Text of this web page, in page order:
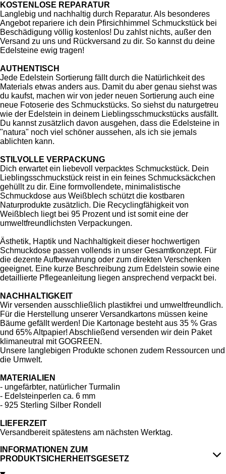
KOSTENLOSE REPARATUR
Langlebig und nachhaltig durch Reparatur. Als besonderes
Angebot repariere ich dein Pfirsichhimmel Schmuckstück bei
Beschädigung völlig kostenlos! Du zahlst nichts, außer den
Versand zu uns und Rückversand zu dir. So kannst du deine
Edelsteine ewig tragen!
AUTHENTISCH
Jede Edelstein Sortierung fällt durch die Natürlichkeit des
Materials etwas anders aus. Damit du aber genau siehst was
du kaufst, machen wir von jeder neuen Sortierung auch eine
neue Fotoserie des Schmuckstücks. So siehst du naturgetreu
wie der Edelstein in deinem Lieblingsschmuckstücks ausfällt.
Du kannst zusätzlich davon ausgehen, dass die Edelsteine in
"natura" noch viel schöner aussehen, als ich sie jemals
ablichten kann.
STILVOLLE VERPACKUNG
Dich erwartet ein liebevoll verpacktes Schmuckstück. Dein
Lieblingsschmuckstück reist in ein feines Schmucksäckchen
gehüllt zu dir. Eine formvollendete, minimalistische
Schmuckdose aus Weißblech schützt die kostbaren
Naturprodukte zusätzlich. Die Recyclingfähigkeit von
Weißblech liegt bei 95 Prozent und ist somit eine der
umweltfreundlichsten Verpackungen.
Ästhetik, Haptik und Nachhaltigkeit dieser hochwertigen
Schmuckdose passen vollends in unser Gesamtkonzept. Für
die dezente Aufbewahrung oder zum direkten Verschenken
geeignet. Eine kurze Beschreibung zum Edelstein sowie eine
detaillierte Pflegeanleitung liegen ansprechend verpackt bei.
NACHHALTIGKEIT
Wir versenden ausschließlich plastikfrei und umweltfreundlich.
Für die Herstellung unserer Versandkartons müssen keine
Bäume gefällt werden! Die Kartonage besteht aus 35 % Gras
und 65% Altpapier! Abschließend versenden wir dein Paket
klimaneutral mit GOGREEN.
Unsere langlebigen Produkte schonen zudem Ressourcen und
die Umwelt.
MATERIALIEN
- ungefärbter, natürlicher Turmalin
- Edelsteinperlen ca. 6 mm
- 925 Sterling Silber Rondell
LIEFERZEIT
Versandbereit spätestens am nächsten Werktag.
INFORMATIONEN ZUM
PRODUKTSICHERHEITSGESETZ